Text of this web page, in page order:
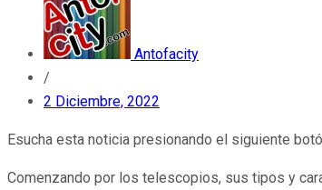
Antofacity
/
2 Diciembre, 2022
Esucha esta noticia presionando el siguiente
Comenzando por los telescopios, sus tipos y